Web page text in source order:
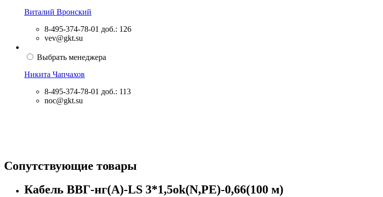
Виталий Вронский
8-495-374-78-01 доб.: 126
vev@gkt.su
Выбрать менеджера
Никита Чапчахов
8-495-374-78-01 доб.: 113
noc@gkt.su
Сопутствующие товары
Кабель ВВГ-нг(А)-LS 3*1,5ok(N,PE)-0,66(100 м)